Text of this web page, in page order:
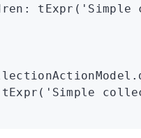
: tExpr (
tExpr ( 'Simple